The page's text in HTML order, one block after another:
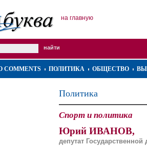
на главную
COMMENTS ПОЛИТИКА ОБЩЕСТВО
Политика
Спорт и политика
Юрий ИВАНОВ,
депутат